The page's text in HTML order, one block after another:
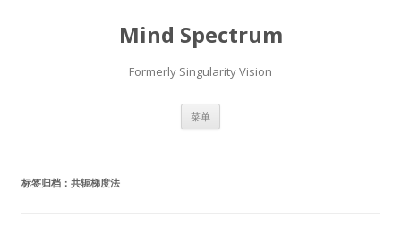
Mind Spectrum
Formerly Singularity Vision
菜单
标签归档： 共轭梯度法